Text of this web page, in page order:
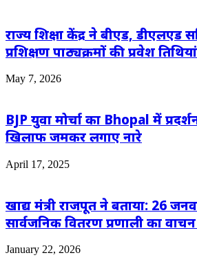
राज्य शिक्षा केंद्र ने बीएड, डीएलएड
प्रशिक्षण पाठ्यक्रमों की प्रवेश
May 7, 2026
BJP युवा मोर्चा का Bhopal में
खिलाफ जमकर लगाए नारे
April 17, 2025
खाद्य मंत्री राजपूत ने बताया: 26
सार्वजनिक वितरण प्रणाली का वाचन
January 22, 2026